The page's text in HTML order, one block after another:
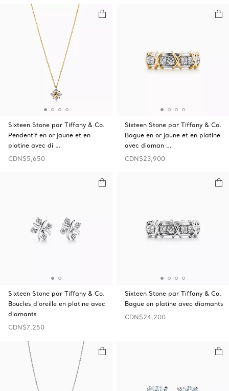
Sixteen Stone par Tiffany & Co.
Pendentif en or jaune et en
platine avec di …
CDN$5,650
Sixteen Stone par Tiffany & Co.
Bague en or jaune et en platine
avec diaman …
CDN$23,900
Sixteen Stone par Tiffany & Co.
Boucles d’oreille en platine avec
diamants
CDN$7,250
Sixteen Stone par Tiffany & Co.
Bague en platine avec diamants
CDN$24,200